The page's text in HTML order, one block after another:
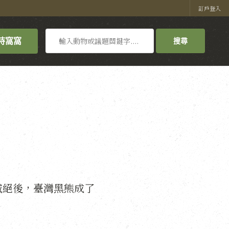
訂戶登入
窩窩
尋
搜尋
後，臺灣黑熊成了